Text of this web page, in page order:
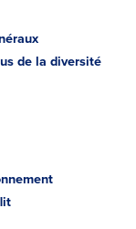
de la diversité